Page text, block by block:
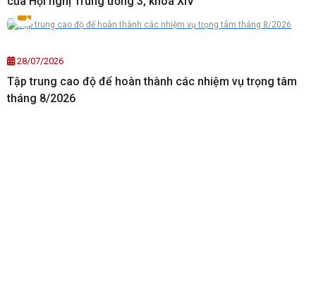
28/07/2026
Tập trung cao độ để hoàn thành các nhiệm vụ trọng tâm
tháng 8/2026